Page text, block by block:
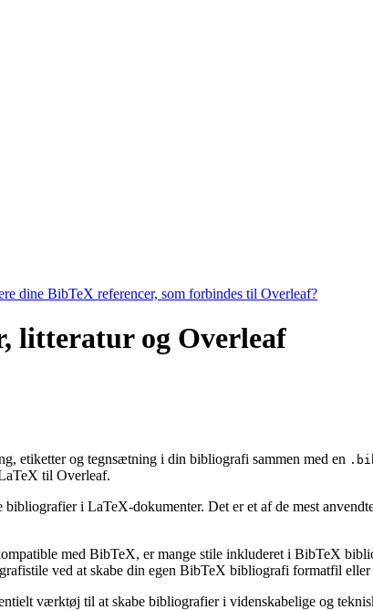
dine BibTeX referencer, som forbindes til Overleaf?
litteratur og Overleaf
etiketter og tegnsætning i din bibliografi sammen med en
til Overleaf.
i LaTeX-dokumenter. Det er et af de mest
med BibTeX, er mange stile inkluderet i BibTeX
ved at skabe din egen BibTeX bibliografi formatfil
værktøj til at skabe bibliografier i videnskabelige og